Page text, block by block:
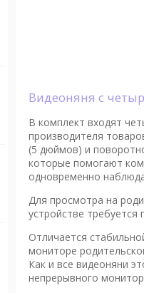
Видеоняня с
В комплект входят
производителя
(5 дюймов) и
которые помогают
одновременно
Для просмотра на
устройстве требуется
Отличается
мониторе
Как и все видеоняни
непрерывного